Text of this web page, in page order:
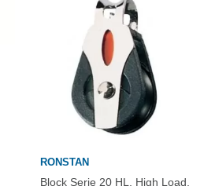
RONSTAN
Block Serie 20 HL, High Load,